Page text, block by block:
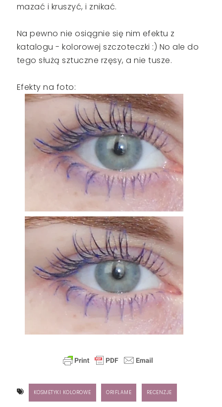
mazać i kruszyć, i znikać.
Na pewno nie osiągnie się nim efektu z
katalogu - kolorowej szczoteczki :) No ale do
tego służą sztuczne rzęsy, a nie tusze.
Efekty na foto:
KOSMETYKI KOLOROWE ORIFLAME RECENZJE